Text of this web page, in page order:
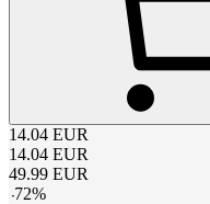
14.04 EUR
14.04 EUR
49.99 EUR
-72%